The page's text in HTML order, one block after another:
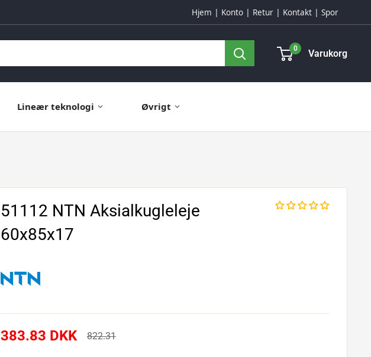
Hjem Konto Retur Kontakt Spor
0 Varukorg
Lineær teknologi Øvrigt
51112 NTN Aksialkugleleje
60x85x17
383.83 DKK 822.31